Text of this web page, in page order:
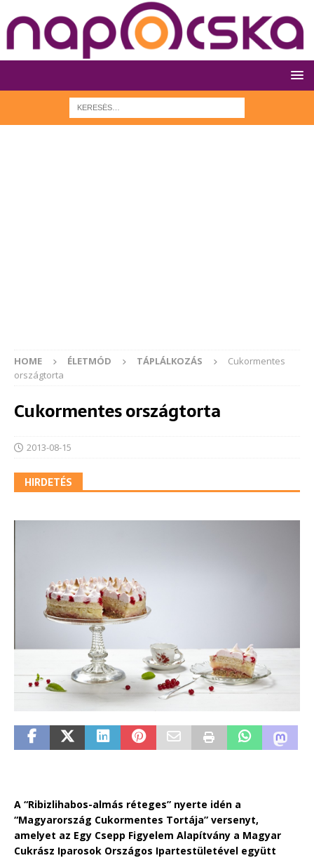
HOME ÉLETMÓD TÁPLÁLKOZÁS
Cukormentes
országtorta
Cukormentes országtorta
2013-08-15
HIRDETÉS
A “Ribizlihabos-almás réteges” nyerte idén a
“Magyarország Cukormentes Tortája” versenyt,
amelyet az Egy Csepp Figyelem Alapítvány a Magyar
Cukrász Iparosok Országos Ipartestületével együtt